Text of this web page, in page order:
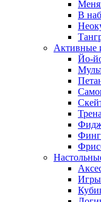
В
Активные
Йо-
Игры